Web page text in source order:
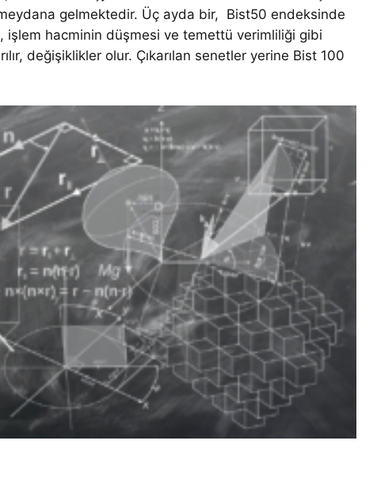
gelmektedir. Üç ayda bir, Bist50 endeksinde
işlem hacminin düşmesi ve temettü verimliliği gibi
değişiklikler olur. Çıkarılan senetler yerine Bist 100